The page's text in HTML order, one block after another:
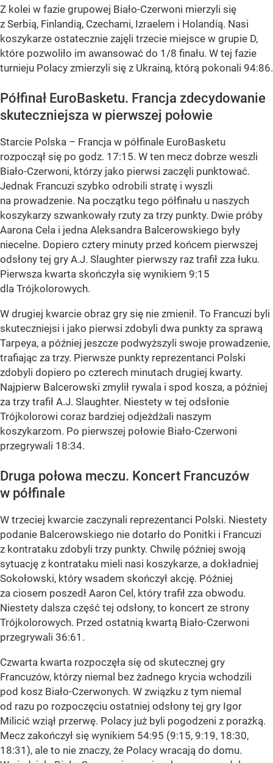
Z kolei w fazie grupowej Biało-Czerwoni mierzyli się
z Serbią, Finlandią, Czechami, Izraelem i Holandią. Nasi
koszykarze ostatecznie zajęli trzecie miejsce w grupie D,
które pozwoliło im awansować do 1/8 finału. W tej fazie
turnieju Polacy zmierzyli się z Ukrainą, którą pokonali 94:86.
Półfinał EuroBasketu. Francja zdecydowanie
skuteczniejsza w pierwszej połowie
Starcie Polska – Francja w półfinale EuroBasketu
rozpoczął się po godz. 17:15. W ten mecz dobrze weszli
Biało-Czerwoni, którzy jako pierwsi zaczęli punktować.
Jednak Francuzi szybko odrobili stratę i wyszli
na prowadzenie. Na początku tego półfinału u naszych
koszykarzy szwankowały rzuty za trzy punkty. Dwie próby
Aarona Cela i jedna Aleksandra Balcerowskiego były
niecelne. Dopiero cztery minuty przed końcem pierwszej
odsłony tej gry A.J. Slaughter pierwszy raz trafił zza łuku.
Pierwsza kwarta skończyła się wynikiem 9:15
dla Trójkolorowych.
W drugiej kwarcie obraz gry się nie zmienił. To Francuzi byli
skuteczniejsi i jako pierwsi zdobyli dwa punkty za sprawą
Tarpeya, a później jeszcze podwyższyli swoje prowadzenie,
trafiając za trzy. Pierwsze punkty reprezentanci Polski
zdobyli dopiero po czterech minutach drugiej kwarty.
Najpierw Balcerowski zmylił rywala i spod kosza, a później
za trzy trafił A.J. Slaughter. Niestety w tej odsłonie
Trójkolorowi coraz bardziej odjeżdżali naszym
koszykarzom. Po pierwszej połowie Biało-Czerwoni
przegrywali 18:34.
Druga połowa meczu. Koncert Francuzów
w półfinale
W trzeciej kwarcie zaczynali reprezentanci Polski. Niestety
podanie Balcerowskiego nie dotarło do Ponitki i Francuzi
z kontrataku zdobyli trzy punkty. Chwilę później swoją
sytuację z kontrataku mieli nasi koszykarze, a dokładniej
Sokołowski, który wsadem skończył akcję. Później
za ciosem poszedł Aaron Cel, który trafił zza obwodu.
Niestety dalsza część tej odsłony, to koncert ze strony
Trójkolorowych. Przed ostatnią kwartą Biało-Czerwoni
przegrywali 36:61.
Czwarta kwarta rozpoczęła się od skutecznej gry
Francuzów, którzy niemal bez żadnego krycia wchodzili
pod kosz Biało-Czerwonych. W związku z tym niemal
od razu po rozpoczęciu ostatniej odsłony tej gry Igor
Milicić wziął przerwę. Polacy już byli pogodzeni z porażką.
Mecz zakończył się wynikiem 54:95 (9:15, 9:19, 18:30,
18:31), ale to nie znaczy, że Polacy wracają do domu.